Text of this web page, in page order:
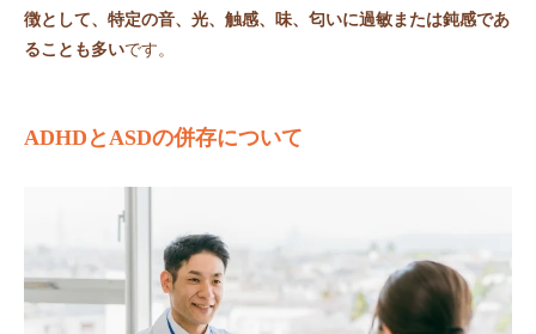
徴として、特定の音、光、触感、味、匂いに過敏または鈍感であ
ることも多いです。
ADHDとASDの併存について